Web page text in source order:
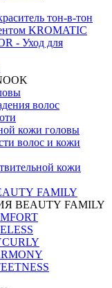
тон-в-тон
KROMATIC
- Уход для
волос
кожи головы
волос и кожи
кожи
FAMILY
BEAUTY FAMILY